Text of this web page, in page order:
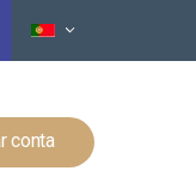
conta